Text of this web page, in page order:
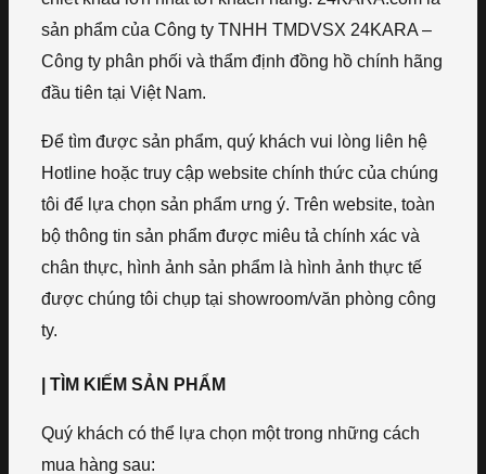
sản phẩm của Công ty TNHH TMDVSX 24KARA –
Công ty phân phối và thẩm định đồng hồ chính hãng
đầu tiên tại Việt Nam.
Để tìm được sản phẩm, quý khách vui lòng liên hệ
Hotline hoặc truy cập website chính thức của chúng
tôi để lựa chọn sản phẩm ưng ý. Trên website, toàn
bộ thông tin sản phẩm được miêu tả chính xác và
chân thực, hình ảnh sản phẩm là hình ảnh thực tế
được chúng tôi chụp tại showroom/văn phòng công
ty.
| TÌM KIẾM SẢN PHẨM
Quý khách có thể lựa chọn một trong những cách
mua hàng sau: